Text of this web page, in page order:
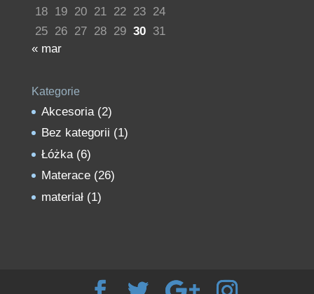
18 19 20 21 22 23 24
25 26 27 28 29 30 31
« mar
Kategorie
Akcesoria(2)
Bez kategorii (1)
Łóżka(6)
Materace(26)
materiał(1)